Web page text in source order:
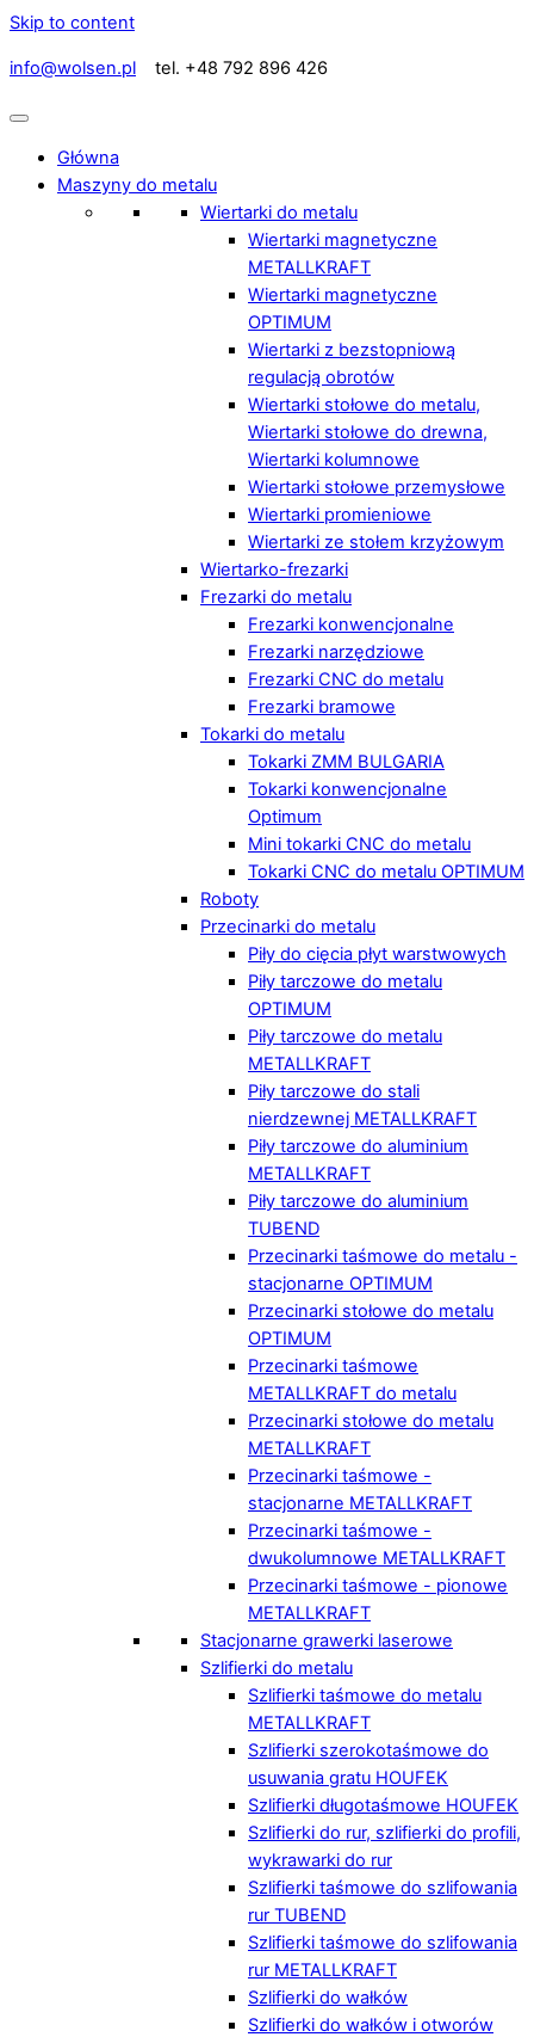
Skip to content
info@wolsen.pl tel. +48 792 896 426
Główna
Maszyny do metalu
Wiertarki do metalu
Wiertarki magnetyczne
METALLKRAFT
Wiertarki magnetyczne
OPTIMUM
Wiertarki z bezstopniową
regulacją obrotów
Wiertarki stołowe do metalu,
Wiertarki stołowe do drewna,
Wiertarki kolumnowe
Wiertarki stołowe przemysłowe
Wiertarki promieniowe
Wiertarki ze stołem krzyżowym
Wiertarko-frezarki
Frezarki do metalu
Frezarki konwencjonalne
Frezarki narzędziowe
Frezarki CNC do metalu
Frezarki bramowe
Tokarki do metalu
Tokarki ZMM BULGARIA
Tokarki konwencjonalne
Optimum
Mini tokarki CNC do metalu
Tokarki CNC do metalu OPTIMUM
Roboty
Przecinarki do metalu
Piły do cięcia płyt warstwowych
Piły tarczowe do metalu
OPTIMUM
Piły tarczowe do metalu
METALLKRAFT
Piły tarczowe do stali
nierdzewnej METALLKRAFT
Piły tarczowe do aluminium
METALLKRAFT
Piły tarczowe do aluminium
TUBEND
Przecinarki taśmowe do metalu -
stacjonarne OPTIMUM
Przecinarki stołowe do metalu
OPTIMUM
Przecinarki taśmowe
METALLKRAFT do metalu
Przecinarki stołowe do metalu
METALLKRAFT
Przecinarki taśmowe -
stacjonarne METALLKRAFT
Przecinarki taśmowe -
dwukolumnowe METALLKRAFT
Przecinarki taśmowe - pionowe
METALLKRAFT
Stacjonarne grawerki laserowe
Szlifierki do metalu
Szlifierki taśmowe do metalu
METALLKRAFT
Szlifierki szerokotaśmowe do
usuwania gratu HOUFEK
Szlifierki długotaśmowe HOUFEK
Szlifierki do rur, szlifierki do profili,
wykrawarki do rur
Szlifierki taśmowe do szlifowania
rur TUBEND
Szlifierki taśmowe do szlifowania
rur METALLKRAFT
Szlifierki do wałków
Szlifierki do wałków i otworów